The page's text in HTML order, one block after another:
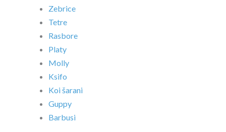
Zebrice
Tetre
Rasbore
Platy
Molly
Ksifo
Koi šarani
Guppy
Barbusi